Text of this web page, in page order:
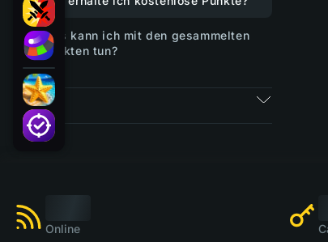
Was kann ich mit den gesammelten
Punkten tun?
Tickets
Online